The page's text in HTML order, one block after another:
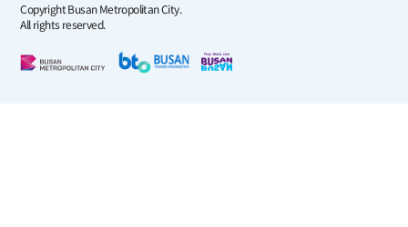
Copyright Busan Metropolitan City.
All rights reserved.